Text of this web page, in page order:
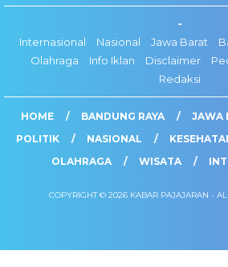
-
Internasional
Nasional Jawa Barat
Olahraga
Info Iklan Disclaimer
Redaksi
HOME BANDUNG RAYA JAWA
POLITIK
NASIONAL
OLAHRAGA
WISATA
COPYRIGHT © 2026 KABAR PAJAJARAN -